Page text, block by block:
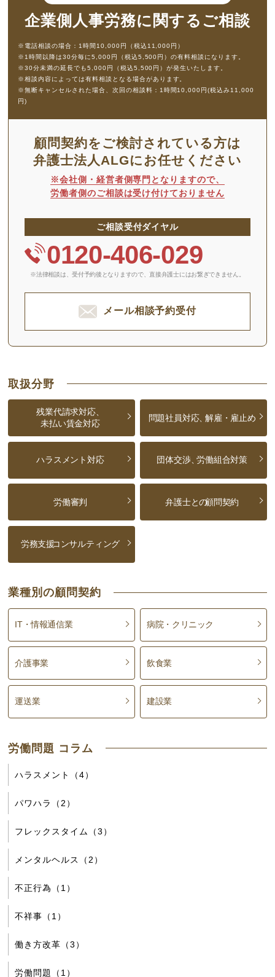
企業側人事労務に 関するご相談
※電話相談の場合：1時間10,000円（税込11,000円）
※1時間以降は30分毎に5,000円（税込5,500円）の有料相談になります。
※30分未満の延長でも5,000円（税込5,500円）が発生いたします。
※相談内容によっては有料相談となる場合があります。
※無断キャンセルされた場合、次回の相談料：1時間10,000円(税込み11,000
円)
顧問契約をご検討されている方は
弁護士法人ALGにお任せください
※会社側・経営者側専門となりますので、
労働者側のご相談は受け付けておりません
ご相談受付ダイヤル
0120-406-029
※法律相談は、受付予約後となりますので、 直接弁護士にはお繋ぎできません。
メール相談予約受付
取扱分野
残業代請求対応、
未払い賃金対応
問題社員対応、解雇・雇止め
ハラスメント対応 団体交渉、労働組合対策
労働審判 弁護士との顧問契約
労務支援コンサルティング
業種別の顧問契約
IT・情報通信業 病院・クリニック
介護事業 飲食業
運送業 建設業
労働問題 コラム
ハラスメント（4）
パワハラ（2）
フレックスタイム（3）
メンタルヘルス（2）
不正行為（1）
不祥事（1）
働き方改革（3）
労働問題（1）